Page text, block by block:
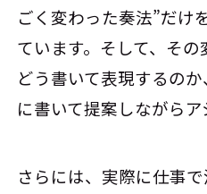
ごく変わった奏法”だけ
ています。そして、そ
どう書いて表現するの
に書いて提案しながらア
さらには、実際に仕事